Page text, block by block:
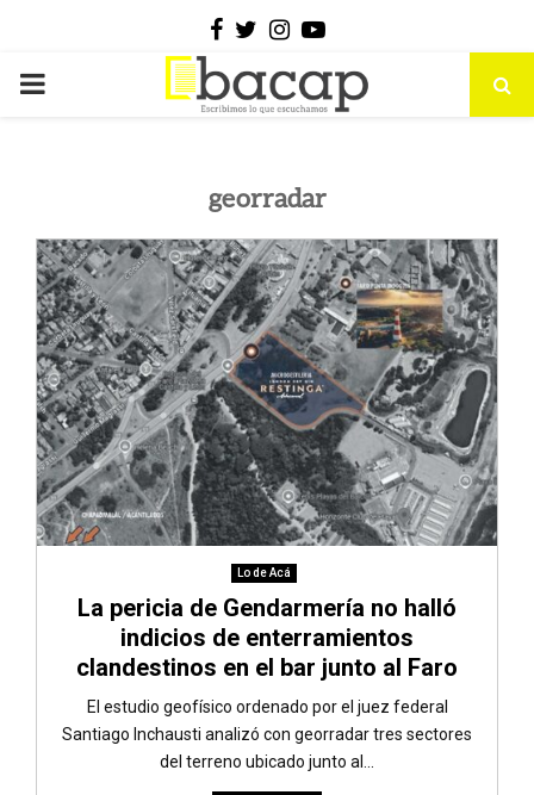
Facebook
Twitter
Instagram
Youtube
PRIMARY
georradar
Lo de Acá
La pericia de Gendarmería no halló
indicios de enterramientos
clandestinos en el bar junto al Faro
El estudio geofísico ordenado por el juez federal
Santiago Inchausti analizó con georradar tres sectores
del terreno ubicado junto al...